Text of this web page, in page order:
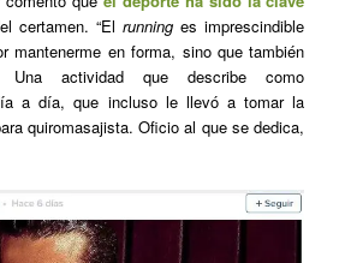
certamen. “Elrunning es imprescindible
mantenerme en forma, sino que también
Una actividad que describe como
a día, que incluso le llevó a tomar la
quiromasajista. Oficio al que se dedica,